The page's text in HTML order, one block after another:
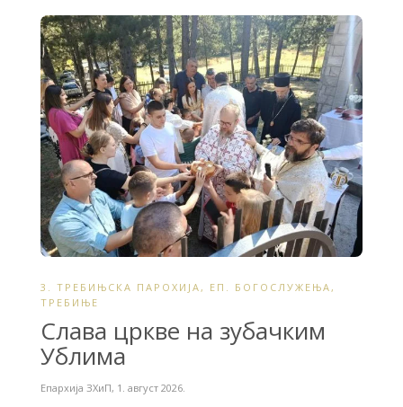
3. ТРЕБИЊСКА ПАРОХИЈА , ЕП. БОГОСЛУЖЕЊА ,
ТРЕБИЊЕ
Слава цркве на зубачким
Ублима
Епархија ЗХиП, 1. август 2026.